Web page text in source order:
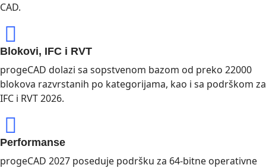
CAD.
Blokovi, IFC i RVT
progeCAD dolazi sa sopstvenom bazom od preko 22000
blokova razvrstanih po kategorijama, kao i sa podrškom za
IFC i RVT 2026.
Performanse
progeCAD 2027 poseduje podršku za 64-bitne operativne